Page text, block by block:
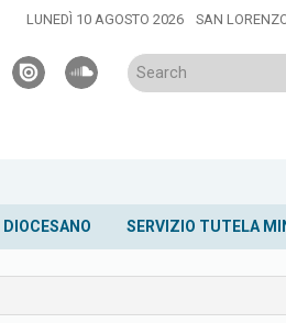
LUNEDÌ 10 AGOSTO 2026 SAN
issuusoundcloud
SERVIZIO TUTELA